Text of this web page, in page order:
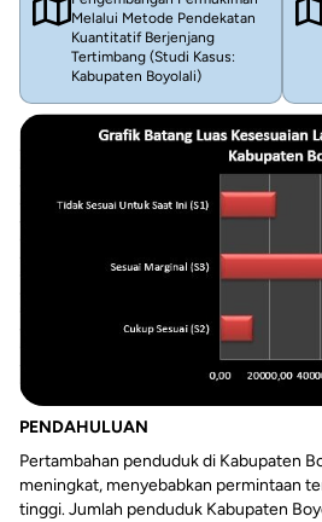
Melalui Metode Pendekatan
Kuantitatif Berjenjang
Tertimbang (Studi Kasus:
Kabupaten Boyolali)
PENDAHULUAN
Pertambahan penduduk di Kabupaten
meningkat, menyebabkan permintaan
tinggi. Jumlah penduduk Kabupaten